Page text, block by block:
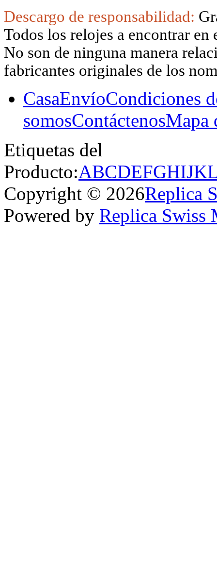
Descargo de responsabilidad:
Todos los relojes a encontrar
No son de ninguna manera
fabricantes originales de los
CasaEnvíoCondiciones
somosContáctenosMapa
Etiquetas del
Producto:ABCDEFGHIJK
Copyright © 2026Replica
Powered by Replica Swiss